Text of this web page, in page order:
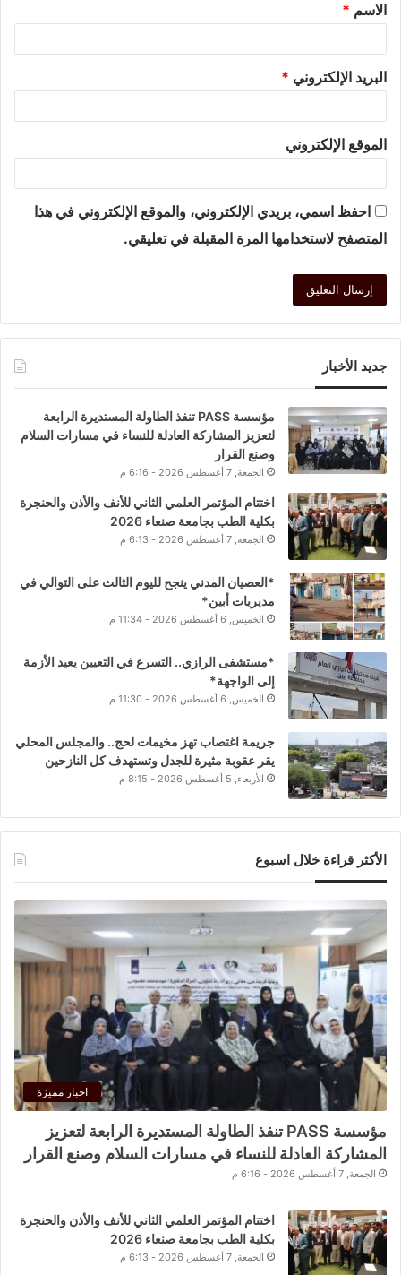
الاسم *
البريد الإلكتروني *
الموقع الإلكتروني
احفظ اسمي، بريدي الإلكتروني، والموقع الإلكتروني في هذا
المتصفح لاستخدامها المرة المقبلة في تعليقي.
جديد الأخبار
مؤسسة PASS تنفذ الطاولة المستديرة الرابعة
لتعزيز المشاركة العادلة للنساء في مسارات السلام
وصنع القرار
الجمعة, 7 أغسطس 2026 - 6:16 م
اختتام المؤتمر العلمي الثاني للأنف والأذن والحنجرة
بكلية الطب بجامعة صنعاء 2026
الجمعة, 7 أغسطس 2026 - 6:13 م
*العصيان المدني ينجح لليوم الثالث على التوالي في
مديريات أبين*
الخميس, 6 أغسطس 2026 - 11:34 م
*مستشفى الرازي.. التسرع في التعيين يعيد الأزمة
إلى الواجهة*
الخميس, 6 أغسطس 2026 - 11:30 م
جريمة اغتصاب تهز مخيمات لحج.. والمجلس المحلي
يقر عقوبة مثيرة للجدل وتستهدف كل النازحين
الأربعاء, 5 أغسطس 2026 - 8:15 م
الأكثر قراءة خلال اسبوع
اخبار مميزة
مؤسسة PASS تنفذ الطاولة المستديرة الرابعة لتعزيز
المشاركة العادلة للنساء في مسارات السلام وصنع القرار
الجمعة, 7 أغسطس 2026 - 6:16 م
اختتام المؤتمر العلمي الثاني للأنف والأذن والحنجرة
بكلية الطب بجامعة صنعاء 2026
الجمعة, 7 أغسطس 2026 - 6:13 م